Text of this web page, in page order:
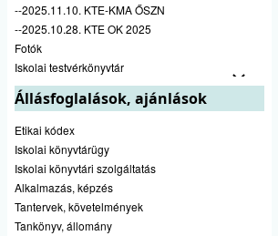
--2025.11.10. KTE-KMA ŐSZN
--2025.10.28. KTE OK 2025
Fotók
Iskolai testvérkönyvtár
Állásfoglalások, ajánlások
Etikai kódex
Iskolai könyvtárügy
Iskolai könyvtári szolgáltatás
Alkalmazás, képzés
Tantervek, követelmények
Tankönyv, állomány